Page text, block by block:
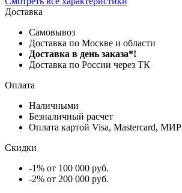
Доставка
Самовывоз
Доставка по Москве и области
Доставка в день заказа*!
Доставка по России через ТК
Оплата
Наличными
Безналичный расчет
Оплата картой Visa, Mastercard, МИР
Скидки
-1% от 100 000 руб.
-2% от 200 000 руб.